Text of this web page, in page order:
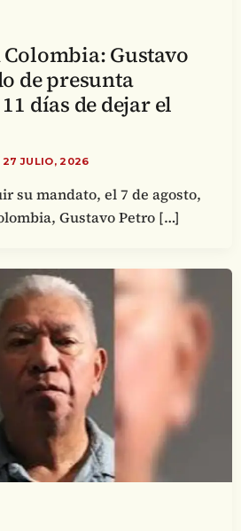
Gustavo
de presunta
días de dejar el
27 JULIO, 2026
su mandato, el 7 de agosto,
Gustavo Petro […]